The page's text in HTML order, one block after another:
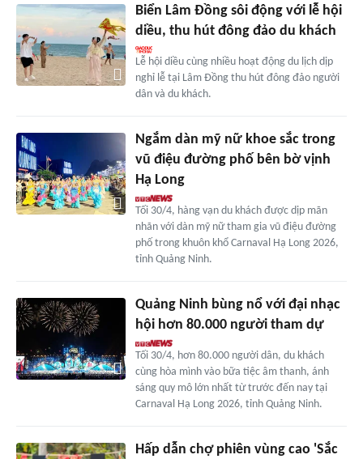
Biển Lâm Đồng sôi động với lễ hội
diều, thu hút đông đảo du khách
Lễ hội diều cùng nhiều hoạt động du lịch dịp
nghỉ lễ tại Lâm Đồng thu hút đông đảo người
dân và du khách.
Ngắm dàn mỹ nữ khoe sắc trong
vũ điệu đường phố bên bờ vịnh
Hạ Long
Tối 30/4, hàng vạn du khách được dịp mãn
nhãn với dàn mỹ nữ tham gia vũ điệu đường
phố trong khuôn khổ Carnaval Hạ Long 2026,
tỉnh Quảng Ninh.
Quảng Ninh bùng nổ với đại nhạc
hội hơn 80.000 người tham dự
Tối 30/4, hơn 80.000 người dân, du khách
cùng hòa mình vào bữa tiệc âm thanh, ánh
sáng quy mô lớn nhất từ trước đến nay tại
Carnaval Hạ Long 2026, tỉnh Quảng Ninh.
Hấp dẫn chợ phiên vùng cao 'Sắc